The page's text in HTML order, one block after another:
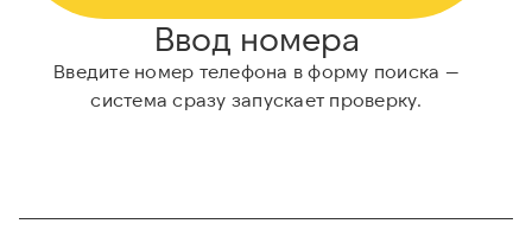
Ввод номера
Введите номер телефона в форму поиска —
система сразу запускает проверку.